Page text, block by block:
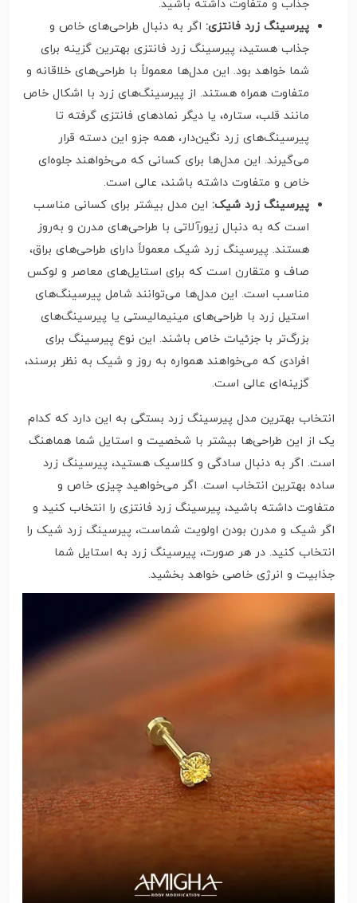
جذاب و متفاوت داشته باشید.
پیرسینگ زرد فانتزی: اگر به دنبال طراحی‌های خاص و
جذاب هستید، پیرسینگ زرد فانتزی بهترین گزینه برای
شما خواهد بود. این مدل‌ها معمولاً با طراحی‌های خلاقانه و
متفاوت همراه هستند. از پیرسینگ‌های زرد با اشکال خاص
مانند قلب، ستاره، یا دیگر نمادهای فانتزی گرفته تا
پیرسینگ‌های زرد نگین‌دار، همه جزو این دسته قرار
می‌گیرند. این مدل‌ها برای کسانی که می‌خواهند جلوه‌ای
خاص و متفاوت داشته باشند، عالی است.
پیرسینگ زرد شیک: این مدل بیشتر برای کسانی مناسب
است که به دنبال زیورآلاتی با طراحی‌های مدرن و به‌روز
هستند. پیرسینگ زرد شیک معمولاً دارای طراحی‌های براق،
صاف و متقارن است که برای استایل‌های معاصر و لوکس
مناسب است. این مدل‌ها می‌توانند شامل پیرسینگ‌های
استیل زرد با طراحی‌های مینیمالیستی یا پیرسینگ‌های
بزرگ‌تر با جزئیات خاص باشند. این نوع پیرسینگ برای
افرادی که می‌خواهند همواره به روز و شیک به نظر برسند،
گزینه‌ای عالی است.
انتخاب بهترین مدل پیرسینگ زرد بستگی به این دارد که کدام
یک از این طراحی‌ها بیشتر با شخصیت و استایل شما هماهنگ
است. اگر به دنبال سادگی و کلاسیک هستید، پیرسینگ زرد
ساده بهترین انتخاب است. اگر می‌خواهید چیزی خاص و
متفاوت داشته باشید، پیرسینگ زرد فانتزی را انتخاب کنید و
اگر شیک و مدرن بودن اولویت شماست، پیرسینگ زرد شیک را
انتخاب کنید. در هر صورت، پیرسینگ زرد به استایل شما
جذابیت و انرژی خاصی خواهد بخشید.